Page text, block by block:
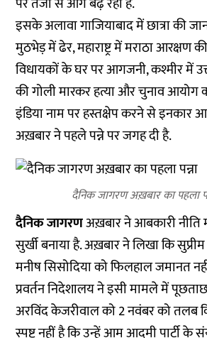
इसके अलावा गाजियाबाद में छात्रा की
मुठभेड़ में ढेर, महाराष्ट्र में मराठा आरक्षण
विधायकों के घर पर आगजनी, कश्मीर में
की गोली मारकर हत्या और चुनाव आयोग
इंडिया नाम पर हस्तक्षेप करने से इनकार
अख़बार ने पहले पन्ने पर जगह दी है.
दैनिक जागरण अख़बार का पहला
दैनिक जागरणअख़बारने आबकारी
सुर्खी बनाया है. अख़बार ने लिखा कि
मनीष सिसोदिया को फिलहाल जमानत
प्रवर्तन निदेशालय ने इसी मामले में
अरविंद केजरीवाल को 2 नवंबर को तलब
स्पष्ट नहीं है कि उन्हें आम आदमी पार्टी